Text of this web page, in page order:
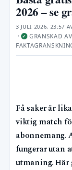
2026 – se
3 JULI 2026, 23:57
· ✓ GRANSKAD AV
Få saker är
viktig match
abonnemang.
fungerar utan
utmaning. Här